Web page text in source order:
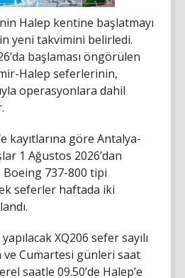
Halep kentine başlatmayı
yeni takvimini belirledi.
başlaması öngörülen
Halep seferlerinin,
operasyonlara dahil
kayıtlarına göre Antalya-
1 Ağustos 2026’dan
737-800 tipi
seferler haftada iki
XQ206 sefer sayılı
ve Cumartesi günleri saat
saatle 09.50’de Halep’e